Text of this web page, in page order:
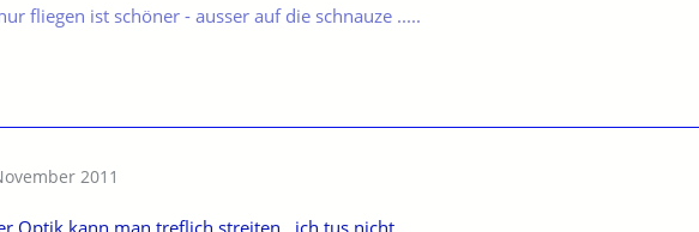
fliegen ist schöner - ausser auf die schnauze .....
2011
Optik kann man treflich streiten , ich tus nicht .